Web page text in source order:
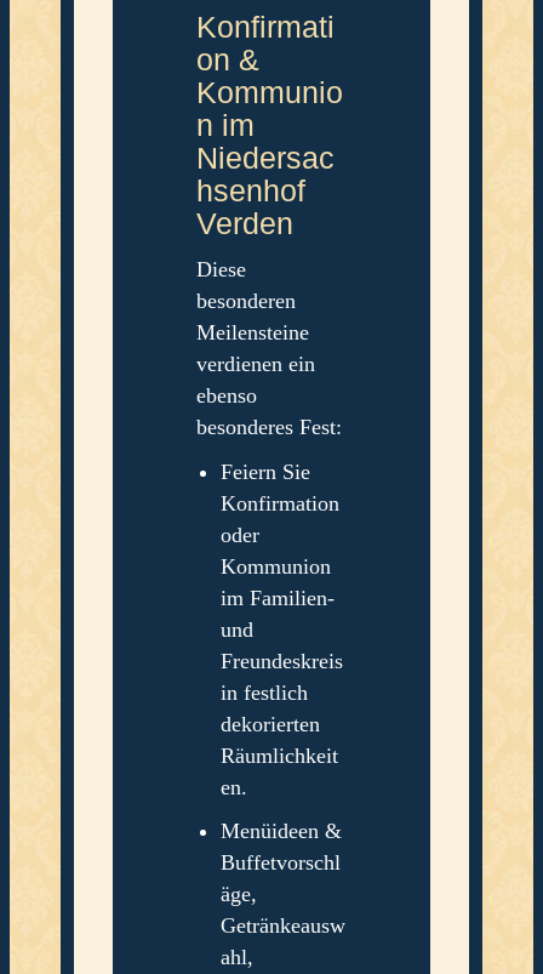
Konfirmati
on &
Kommunio
n im
Niedersac
hsenhof
Verden
Diese
besonderen
Meilensteine
verdienen ein
ebenso
besonderes Fest:
Feiern Sie
Konfirmation
oder
Kommunion
im Familien-
und
Freundeskreis
in festlich
dekorierten
Räumlichkeit
en.
Menüideen &
Buffetvorschl
äge,
Getränkeausw
ahl,